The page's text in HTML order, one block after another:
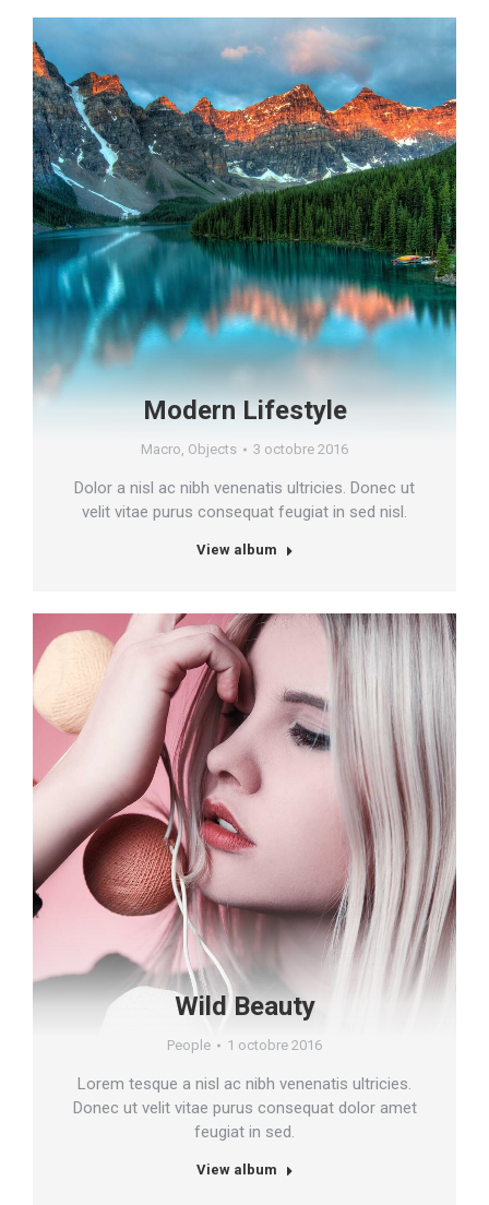
Modern Lifestyle
Macro, Objects 3 octobre 2016
Dolor a nisl ac nibh venenatis ultricies. Donec ut
velit vitae purus consequat feugiat in sed nisl.
View album
Wild Beauty
People 1 octobre 2016
Lorem tesque a nisl ac nibh venenatis ultricies.
Donec ut velit vitae purus consequat dolor amet
feugiat in sed.
View album